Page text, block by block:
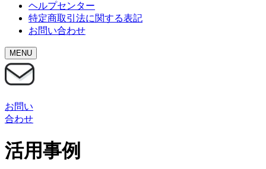
ヘルプセンター
特定商取引法に関する表記
お問い合わせ
MENU
お問い
合わせ
活用事例